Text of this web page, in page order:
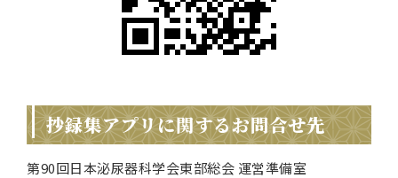
抄録集アプリに関するお問合せ先
第90回日本泌尿器科学会東部総会 運営準備室